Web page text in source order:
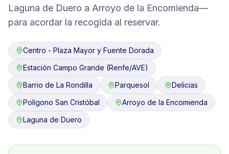
Laguna de Duero a Arroyo de la Encomienda—
para acordar la recogida al reservar.
Centro - Plaza Mayor y Fuente Dorada
Estación Campo Grande (Renfe/AVE)
Barrio de La Rondilla
Parquesol
Delicias
Polígono San Cristóbal
Arroyo de la Encomienda
Laguna de Duero